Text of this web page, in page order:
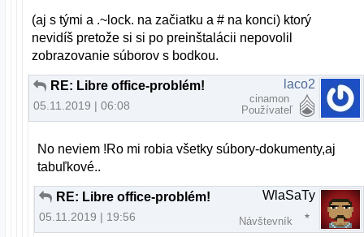
(aj s tými a .~lock. na začiatku a # na konci) ktorý
nevidíš pretože si si po preinštalácii nepovolil
zobrazovanie súborov s bodkou.
RE: Libre office-problém!
05.11.2019 | 06:08
laco2
cinamon
Používateľ
No neviem !Ro mi robia všetky súbory-dokumenty,aj
tabuľkové..
RE: Libre office-problém!
05.11.2019 | 19:56
WlaSaTy
Návštevník